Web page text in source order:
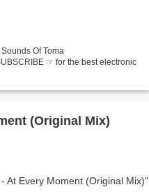
Of Toma
☞ for the best electronic
(Original Mix)